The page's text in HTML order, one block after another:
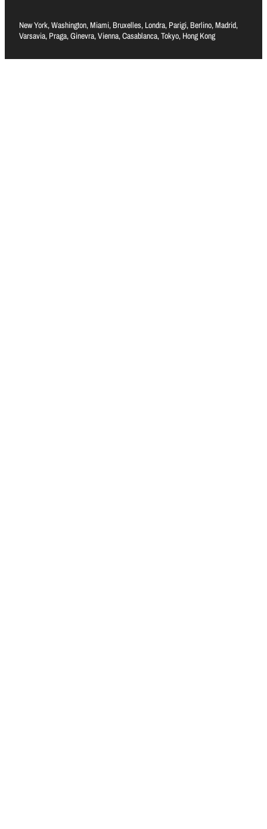
New York, Washington, Miami, Bruxelles, Londra, Parigi, Berlino, Madrid,
Varsavia, Praga, Ginevra, Vienna, Casablanca, Tokyo, Hong Kong